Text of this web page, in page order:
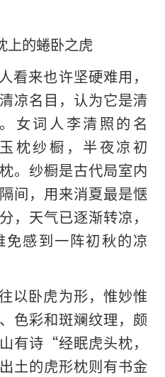
上的蜷卧之虎
看来也许坚硬难用，
凉名目，认为它是清
女词人李清照的名
枕纱橱，半夜凉初
。纱橱是古代局室内
间，用来消夏最是惬
，天气已逐渐转凉，
感到一阵初秋的凉
以卧虎为形，惟妙惟
色彩和斑斓纹理，颇
有诗“经眠虎头枕，
土的虎形枕则有书金